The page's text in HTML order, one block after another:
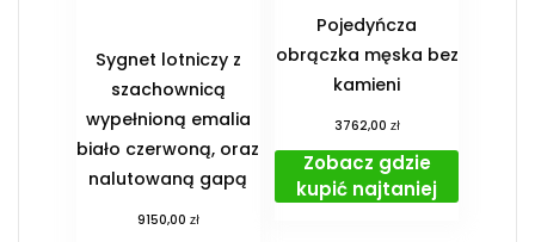
Sygnet lotniczy z
szachownicą
wypełnioną emalia
biało czerwoną, oraz
nalutowaną gapą
9150,00 zł
Pojedyńcza
obrączka męska bez
kamieni
3762,00 zł
Zobacz gdzie
kupić najtaniej